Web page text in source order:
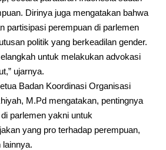
Dirinya juga mengatakan bahwa
partisipasi perempuan di parlemen
politik yang berkeadilan gender.
untuk melakukan advokasi
ujarnya.
Badan Koordinasi Organisasi
M.Pd mengatakan, pentingnya
parlemen yakni untuk
yang pro terhadap perempuan,